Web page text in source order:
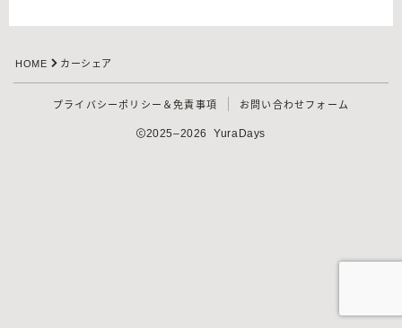
HOME カーシェア
プライバシーポリシー＆免責事項 お問い合わせフォーム
2025–2026 YuraDays